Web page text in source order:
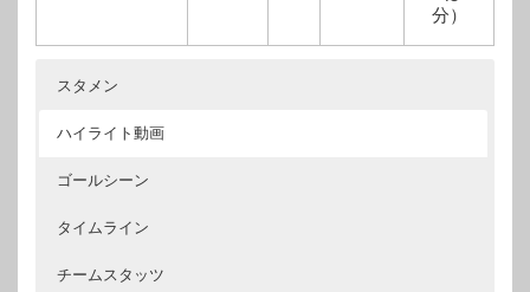
分）
スタメン
ハイライト動画
ゴールシーン
タイムライン
チームスタッツ